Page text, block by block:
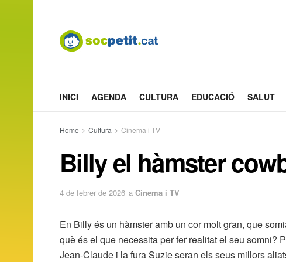
INICI AGENDA CULTURA EDUCACIÓ SALUT
Home Cultura Cinema i TV
Billy el hàmster
4 de febrer de 2026 a Cinema i TV
En Billy és un hàmster amb un cor molt gran, que
què és el que necessita per fer realitat el seu somni?
Jean-Claude i la fura Suzie seran els seus millors